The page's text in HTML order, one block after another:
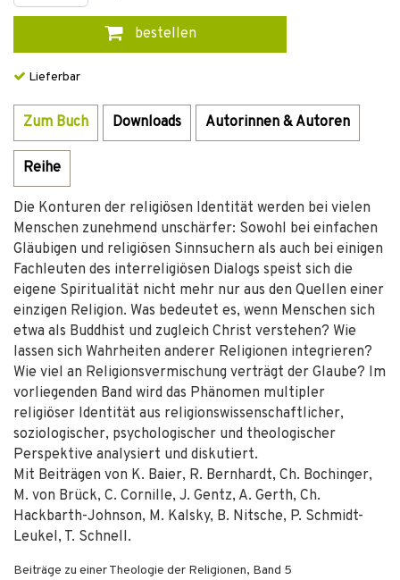
bestellen
Lieferbar
Zum Buch Downloads Autorinnen & Autoren
Reihe
Die Konturen der religiösen Identität werden bei vielen
Menschen zunehmend unschärfer: Sowohl bei einfachen
Gläubigen und religiösen Sinnsuchern als auch bei einigen
Fachleuten des interreligiösen Dialogs speist sich die
eigene Spiritualität nicht mehr nur aus den Quellen einer
einzigen Religion. Was bedeutet es, wenn Menschen sich
etwa als Buddhist und zugleich Christ verstehen? Wie
lassen sich Wahrheiten anderer Religionen integrieren?
Wie viel an Religionsvermischung verträgt der Glaube? Im
vorliegenden Band wird das Phänomen multipler
religiöser Identität aus religionswissenschaftlicher,
soziologischer, psychologischer und theologischer
Perspektive analysiert und diskutiert.
Mit Beiträgen von K. Baier, R. Bernhardt, Ch. Bochinger,
M. von Brück, C. Cornille, J. Gentz, A. Gerth, Ch.
Hackbarth-Johnson, M. Kalsky, B. Nitsche, P. Schmidt-
Leukel, T. Schnell.
Beiträge zu einer Theologie der Religionen, Band 5